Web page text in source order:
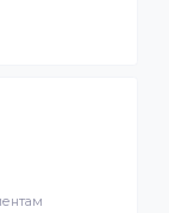
без выходных